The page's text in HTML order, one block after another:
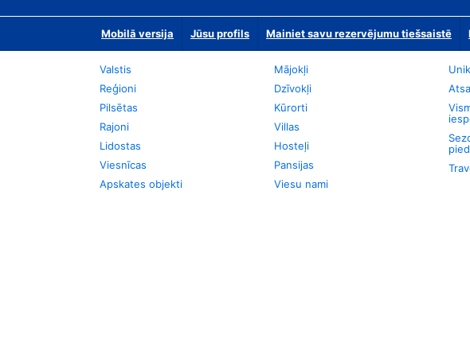
Mobilā versija Jūsu profils Mainiet savu rezervējumu tiešsaistē
Valstis
Reģioni
Pilsētas
Rajoni
Lidostas
Viesnīcas
Apskates objekti
Mājokļi
Dzīvokļi
Kūrorti
Villas
Hosteļi
Pansijas
Viesu nami